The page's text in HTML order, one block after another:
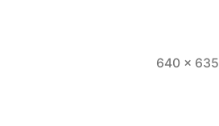
640 × 635